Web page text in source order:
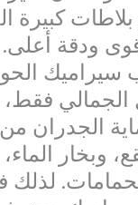
كبيرة
ودقة أعلى.
سيراميك
الجدران
وبخار
لذلك